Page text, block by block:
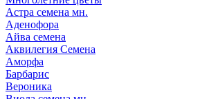
Астра семена мн.
Аденофора
Айва семена
Аквилегия Семена
Аморфа
Барбарис
Вероника